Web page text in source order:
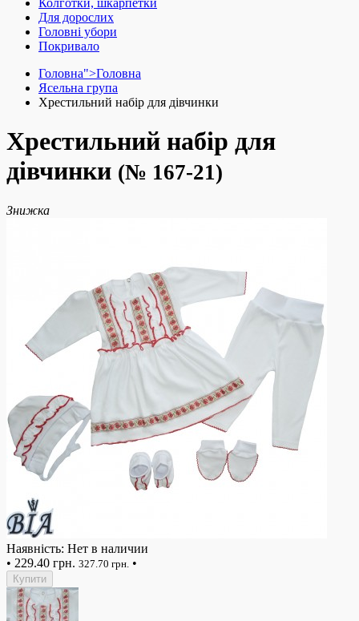
Колготки, шкарпетки
Для дорослих
Головні убори
Покривало
Головна">Головна
Ясельна група
Хрестильний набір для дівчинки
Хрестильний набір для
дівчинки (№ 167-21)
Знижка
Наявність: Нет в наличии
• 229.40 грн. 327.70 грн. •
Купити